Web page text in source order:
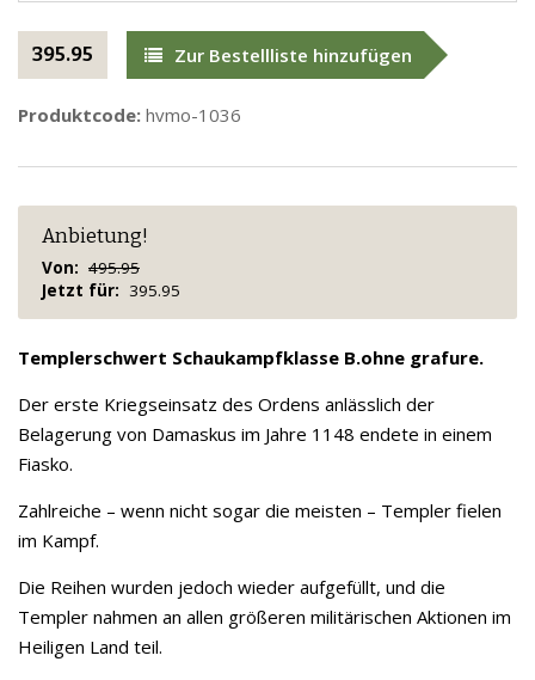
395.95 Zur Bestellliste hinzufügen
Produktcode: hvmo-1036
Anbietung!
Von: 495.95
Jetzt für: 395.95
Templerschwert Schaukampfklasse B.ohne grafure.
Der erste Kriegseinsatz des Ordens anlässlich der
Belagerung von Damaskus im Jahre 1148 endete in einem
Fiasko.
Zahlreiche – wenn nicht sogar die meisten – Templer fielen
im Kampf.
Die Reihen wurden jedoch wieder aufgefüllt, und die
Templer nahmen an allen größeren militärischen Aktionen im
Heiligen Land teil.